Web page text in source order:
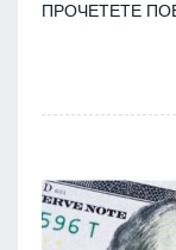
ПРОЧЕТЕТЕ